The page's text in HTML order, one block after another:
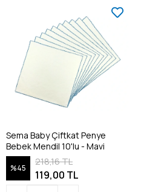
Sema Baby Çiftkat Penye
Bebek Mendil 10'lu - Mavi
%45
218,16 TL
119,00 TL